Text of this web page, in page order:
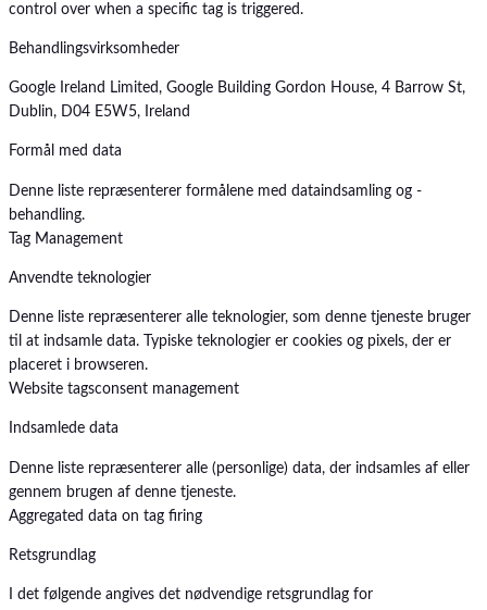
control over when a specific tag is triggered.
Behandlingsvirksomheder
Google Ireland Limited, Google Building Gordon House, 4 Barrow St,
Dublin, D04 E5W5, Ireland
Formål med data
Denne liste repræsenterer formålene med dataindsamling og -
behandling.
Tag Management
Anvendte teknologier
Denne liste repræsenterer alle teknologier, som denne tjeneste bruger
til at indsamle data. Typiske teknologier er cookies og pixels, der er
placeret i browseren.
Website tagsconsent management
Indsamlede data
Denne liste repræsenterer alle (personlige) data, der indsamles af eller
gennem brugen af denne tjeneste.
Aggregated data on tag firing
Retsgrundlag
I det følgende angives det nødvendige retsgrundlag for